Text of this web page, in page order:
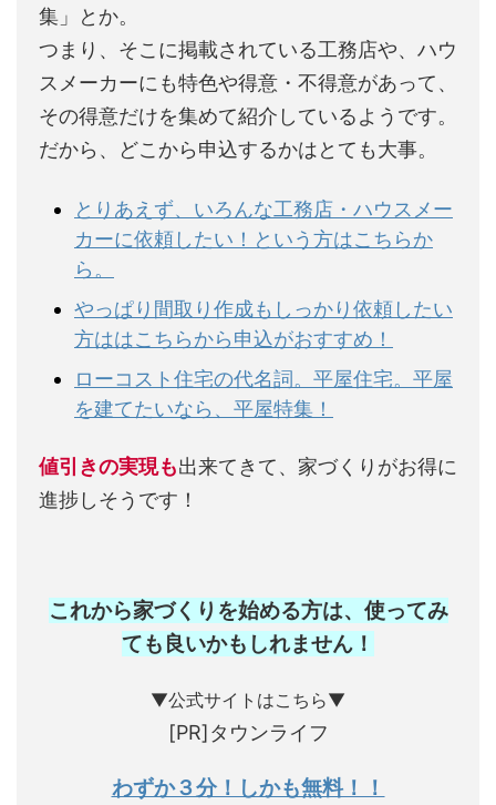
集」とか。
つまり、そこに掲載されている工務店や、ハウ
スメーカーにも特色や得意・不得意があって、
その得意だけを集めて紹介しているようです。
だから、どこから申込するかはとても大事。
とりあえず、いろんな工務店・ハウスメー
カーに依頼したい！という方はこちらか
ら。
やっぱり間取り作成もしっかり依頼したい
方ははこちらから申込がおすすめ！
ローコスト住宅の代名詞。平屋住宅。平屋
を建てたいなら、平屋特集！
値引きの実現も出来てきて、家づくりがお得に
進捗しそうです！
これから家づくりを始める方は、使ってみ
ても良いかもしれません ！
▼公式サイトはこちら▼
[PR]タウンライフ
わずか３分！しかも無料！！